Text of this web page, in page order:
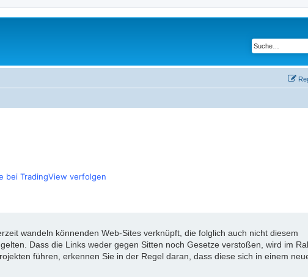
bei TradingView verfolgen
wandeln könnenden Web-Sites verknüpft, die folglich auch nicht diesem
Dass die Links weder gegen Sitten noch Gesetze verstoßen, wird im
führen, erkennen Sie in der Regel daran, dass diese sich in einem